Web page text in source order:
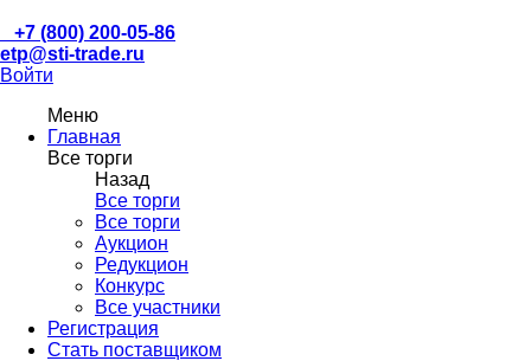
+7 (800) 200-05-86
etp@sti-trade.ru
Войти
Меню
Главная
Все торги
Назад
Все торги
Все торги
Аукцион
Редукцион
Конкурс
Все участники
Регистрация
Стать поставщиком